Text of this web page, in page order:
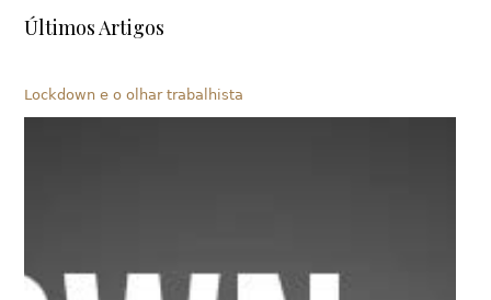
Últimos Artigos
Lockdown e o olhar trabalhista